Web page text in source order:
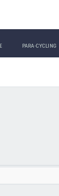
PARA-CYCLING